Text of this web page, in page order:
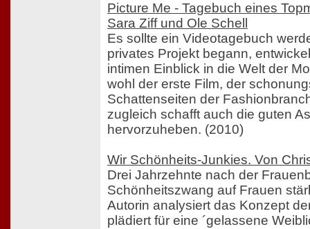
Picture Me - Tagebuch eines
Sara Ziff und Ole Schell
Es sollte ein Videotagebuch
privates Projekt begann,
intimen Einblick in die Welt der
wohl der erste Film, der
Schattenseiten der
zugleich schafft auch die guten
hervorzuheben. (2010)
Wir Schönheits-Junkies. Von
Drei Jahrzehnte nach der
Schönheitszwang auf Frauen
Autorin analysiert das Konzept
plädiert für eine ´gelassene